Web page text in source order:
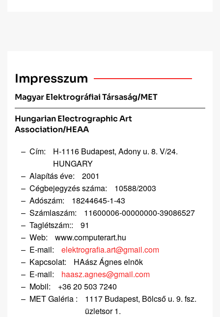
Impresszum
Magyar Elektrográfiai Társaság/MET
Hungarian Electrographic Art
Association/HEAA
Cím:
H-1116 Budapest, Adony u. 8. V/24.
HUNGARY
Alapítás éve:
2001
Cégbejegyzés száma:
10588/2003
Adószám:
18244645-1-43
Számlaszám:
11600006-00000000-39086527
Taglétszám::
91
Web:
www.computerart.hu
E-mail:
elektrografia.art@gmail.com
Kapcsolat:
HAász Ágnes elnök
E-mail:
haasz.agnes@gmail.com
Mobil:
+36 20 503 7240
MET Galéria :
1117 Budapest, Bölcső u. 9. fsz.
üzletsor 1.